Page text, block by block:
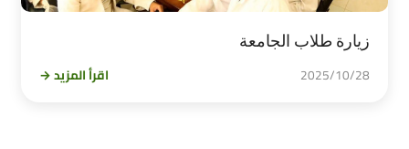
زيارة طلاب الجامعة
2025/10/28 اقرأ المزيد →